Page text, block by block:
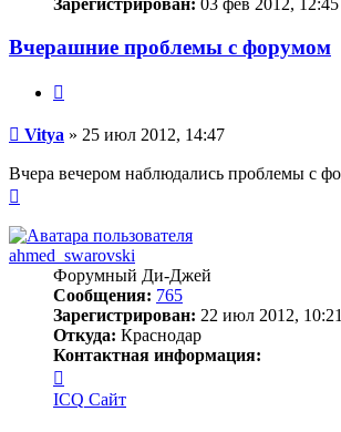
Вчерашние проблемы с форумом
Сообщение
Vitya » 25 июл 2012, 14:47
Вчера вечером наблюдались проблемы с
началу
ahmed_swarovski
Форумный Ди-Джей
Сообщения: 765
Зарегистрирован: 22 июл 2012, 10:21
Откуда: Краснодар
Контактная информация:
информация
пользователя
ICQ Сайт